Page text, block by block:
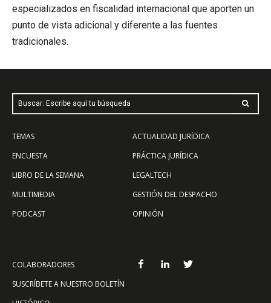
especializados en fiscalidad internacional que aporten un
punto de vista adicional y diferente a las fuentes
tradicionales.
Buscar: Escribe aquí tu búsqueda
TEMAS
ENCUESTA
LIBRO DE LA SEMANA
MULTIMEDIA
PODCAST
ACTUALIDAD JURÍDICA
PRÁCTICA JURÍDICA
LEGALTECH
GESTIÓN DEL DESPACHO
OPINIÓN
COLABORADORES
SUSCRÍBETE A NUESTRO BOLETÍN